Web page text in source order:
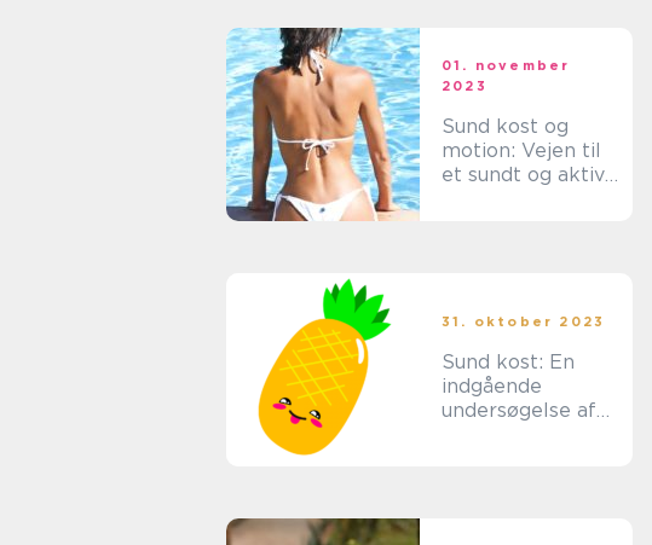
01. november
2023
Sund kost og
motion: Vejen til
et sundt og aktivt
31. oktober 2023
Sund kost: En
indgående
undersøgelse af